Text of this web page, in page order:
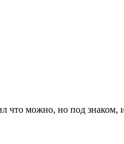
что можно, но под знаком,